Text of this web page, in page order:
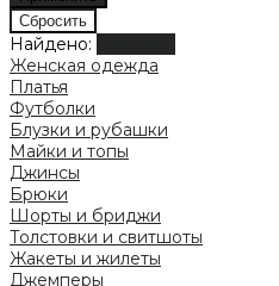
Найдено:
Женская одежда
Платья
Футболки
Блузки и рубашки
Майки и топы
Джинсы
Брюки
Шорты и бриджи
Толстовки и свитшоты
Жакеты и жилеты
Джемперы